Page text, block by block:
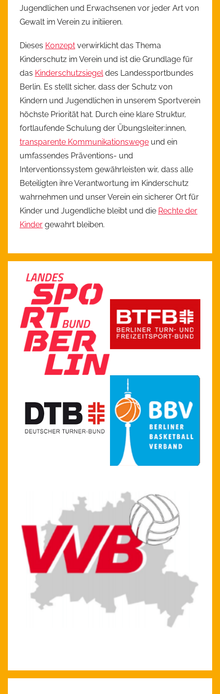
Jugendlichen und Erwachsenen vor jeder Art von
Gewalt im Verein zu initiieren.
Dieses Konzept verwirklicht das Thema
Kinderschutz im Verein und ist die Grundlage für
das Kinderschutzsiegeldes Landessportbundes
Berlin. Es stellt sicher, dass der Schutz von
Kindern und Jugendlichen in unserem Sportverein
höchste Priorität hat. Durch eine klare Struktur,
fortlaufende Schulung der Übungsleiter:innen,
transparente Kommunikationswege und ein
umfassendes Präventions- und
Interventionssystem gewährleisten wir, dass alle
Beteiligten ihre Verantwortung im Kinderschutz
wahrnehmen und unser Verein ein sicherer Ort für
Kinder und Jugendliche bleibt und die Rechte der
Kinder gewahrt bleiben.